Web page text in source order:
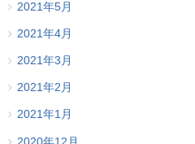
2021年5月
2021年4月
2021年3月
2021年2月
2021年1月